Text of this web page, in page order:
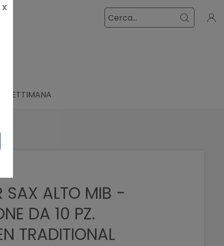
X
SETTIMANA
SAX ALTO MIB -
DA 10 PZ.
TRADITIONAL